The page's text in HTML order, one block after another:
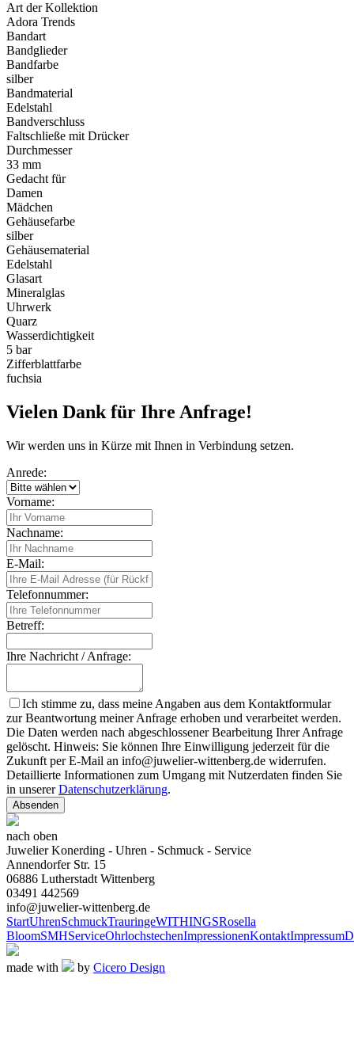
Art der Kollektion
Adora Trends
Bandart
Bandglieder
Bandfarbe
silber
Bandmaterial
Edelstahl
Bandverschluss
Faltschließe mit Drücker
Durchmesser
33 mm
Gedacht für
Damen
Mädchen
Gehäusefarbe
silber
Gehäusematerial
Edelstahl
Glasart
Mineralglas
Uhrwerk
Quarz
Wasserdichtigkeit
5 bar
Zifferblattfarbe
fuchsia
Vielen Dank für Ihre Anfrage!
Wir werden uns in Kürze mit Ihnen in Verbindung setzen.
Anrede:
Vorname:
Nachname:
E-Mail:
Telefonnummer:
Betreff:
Ihre Nachricht / Anfrage:
Ich stimme zu, dass meine Angaben aus dem Kontaktformular
zur Beantwortung meiner Anfrage erhoben und verarbeitet werden.
Die Daten werden nach abgeschlossener Bearbeitung Ihrer Anfrage
gelöscht. Hinweis: Sie können Ihre Einwilligung jederzeit für die
Zukunft per E-Mail an info@juwelier-wittenberg.de widerrufen.
Detaillierte Informationen zum Umgang mit Nutzerdaten finden Sie
in unsererDatenschutzerklärung.
Absenden
nach oben
Juwelier Konerding - Uhren - Schmuck - Service
Annendorfer Str. 15
06886 Lutherstadt Wittenberg
03491 442569
info@juwelier-wittenberg.de
StartUhrenSchmuckTrauringeWITHINGSRosella
BloomSMHServiceOhrlochstechenImpressionenKontaktImpressum
made with by Cicero Design